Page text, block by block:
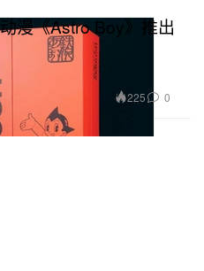
漫《Astro Boy》推出
225 0